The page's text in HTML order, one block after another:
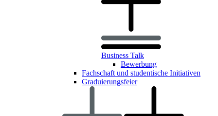
Business Talk
Bewerbung
Fachschaft und studentische Initiativen
Graduierungsfeier